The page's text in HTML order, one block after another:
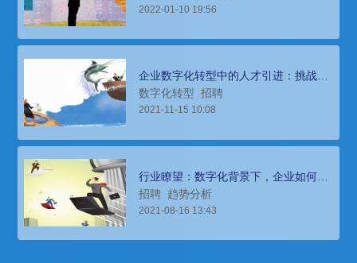
2022-01-10 19:56
企业数字化转型中的人才引进：挑战、
对策与实践
数字化转型 招聘
2021-11-15 10:08
行业瞭望：数字化背景下，企业如何高
效打造人才供应链
招聘 趋势分析
2021-08-16 13:43